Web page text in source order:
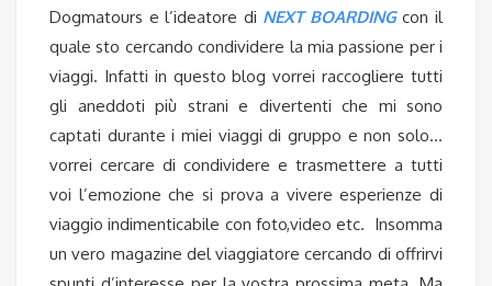
Dogmatours e l’ideatore di NEXT BOARDINGcon il
quale sto cercando condividere la mia passione per i
viaggi. Infatti in questo blog vorrei raccogliere tutti
gli aneddoti più strani e divertenti che mi sono
captati durante i miei viaggi di gruppo e non solo…
vorrei cercare di condividere e trasmettere a tutti
voi l’emozione che si prova a vivere esperienze di
viaggio indimenticabile con foto,video etc. Insomma
un vero magazine del viaggiatore cercando di offrirvi